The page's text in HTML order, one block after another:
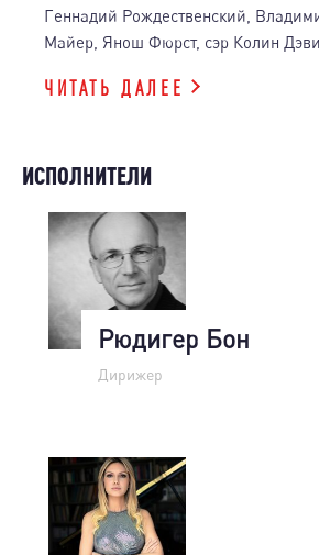
Геннадий Рождественский,
Майер, Янош Фюрст, сэр Колин
ЧИТАТЬ ДАЛЕЕ
ИСПОЛНИТЕЛИ
Рюдигер Бон
Дирижер